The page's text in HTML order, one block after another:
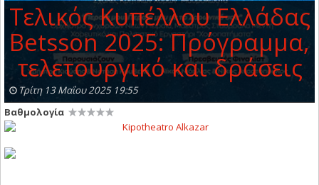
Τελικός Κυπέλλου Ελλάδας
Betsson 2025: Πρόγραμμα,
τελετουργικό και δράσεις
Τρίτη 13 Μαΐου 2025 19:55
Βαθμολογία